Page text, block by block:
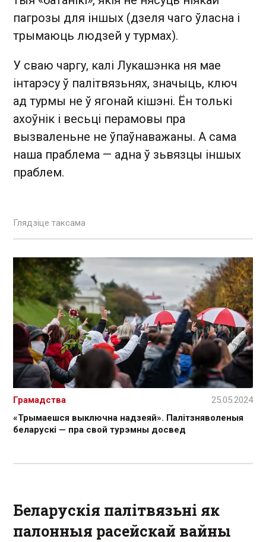
пагрозы для іншых (дзеля чаго ўласна і
трымаюць людзей у турмах).
У сваю чаргу, калі Лукашэнка ня мае
інтарэсу ў палітвязьнях, значыць, ключ
ад турмы не ў ягонай кішэні. Ён толькі
ахоўнік і весьці перамовы пра
вызваленьне не ўпаўнаважаны. А сама
наша праблема — адна ў зьвязцы іншых
праблем.
Глядзіце таксама
«Трымаешся выключна надзеяй». Палітзняволеныя
беларускі — пра свой турэмны досвед
Грамадства 25.05.2024
Беларускія палітвязьні як
палонныя расейскай вайны